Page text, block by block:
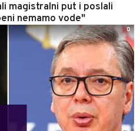
magistralni put i poslali
nemamo vode"
0